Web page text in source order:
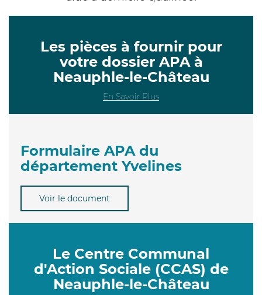
Les pièces à fournir pour
votre dossier APA à
Neauphle-le-Château
En Savoir Plus
Formulaire APA du
département Yvelines
Voir le document
Le Centre Communal
d'Action Sociale (CCAS) de
Neauphle-le-Château